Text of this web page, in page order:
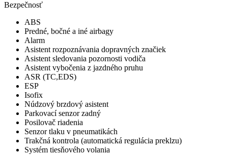
Bezpečnosť
ABS
Predné, bočné a iné airbagy
Alarm
Asistent rozpoznávania dopravných značiek
Asistent sledovania pozornosti vodiča
Asistent vybočenia z jazdného pruhu
ASR (TC,EDS)
ESP
Isofix
Núdzový brzdový asistent
Parkovací senzor zadný
Posilovač riadenia
Senzor tlaku v pneumatikách
Trakčná kontrola (automatická regulácia preklzu)
Systém tiesňového volania